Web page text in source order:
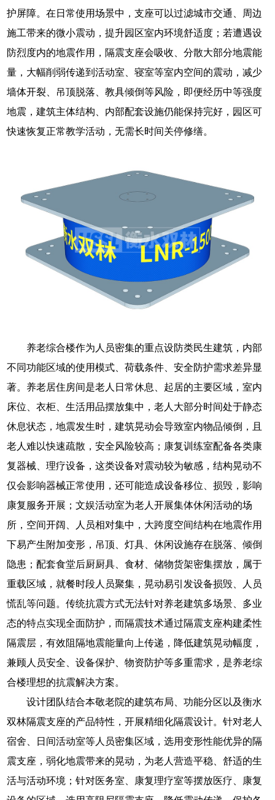
护屏障。在日常使用场景中，支座可以过滤城市交通、周边
施工带来的微小震动，提升园区室内环境舒适度；若遭遇设
防烈度内的地震作用，隔震支座会吸收、分散大部分地震能
量，大幅削弱传递到活动室、寝室等室内空间的震动，减少
墙体开裂、吊顶脱落、教具倾倒等风险，即便经历中等强度
地震，建筑主体结构、内部配套设施仍能保持完好，园区可
快速恢复正常教学活动，无需长时间关停修缮。
养老综合楼作为人员密集的重点设防类民生建筑，内部
不同功能区域的使用模式、荷载条件、安全防护需求差异显
著。养老居住房间是老人日常休息、起居的主要区域，室内
床位、衣柜、生活用品摆放集中，老人大部分时间处于静态
休息状态，地震发生时，建筑晃动会导致室内物品倾倒，且
老人难以快速疏散，安全风险较高；康复训练室配备各类康
复器械、理疗设备，这类设备对震动较为敏感，结构晃动不
仅会影响器械正常使用，还可能造成设备移位、损毁，影响
康复服务开展；文娱活动室为老人开展集体休闲活动的场
所，空间开阔、人员相对集中，大跨度空间结构在地震作用
下易产生附加变形，吊顶、灯具、休闲设施存在脱落、倾倒
隐患；配套食堂后厨厨具、食材、储物货架密集摆放，属于
重载区域，就餐时段人员聚集，晃动易引发设备损毁、人员
慌乱等问题。传统抗震方式无法针对养老建筑多场景、多业
态的特点实现全面防护，而隔震技术通过隔震支座构建柔性
隔震层，有效阻隔地震能量向上传递，降低建筑晃动幅度，
兼顾人员安全、设备保护、物资防护等多重需求，是养老综
合楼理想的抗震解决方案。
设计团队结合本敬老院的建筑布局、功能分区以及衡水
双林隔震支座的产品特性，开展精细化隔震设计。针对老人
宿舍、日间活动室等人员密集区域，选用变形性能优异的隔
震支座，弱化地震带来的晃动，为老人营造平稳、舒适的生
活与活动环境；针对医务室、康复理疗室等摆放医疗、康复